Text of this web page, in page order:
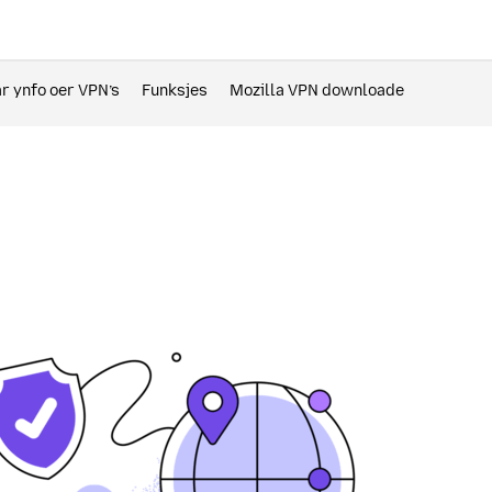
ynfo oer VPN’s Funksjes Mozilla VPN downloade